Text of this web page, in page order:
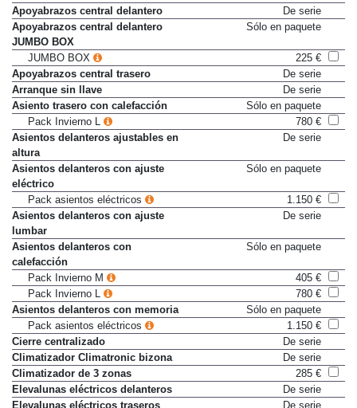
Aire acondicionado
De serie
Apoyabrazos central delantero
De serie
Apoyabrazos central delantero
JUMBO BOX
JUMBO BOX
225 €
Apoyabrazos central trasero
De serie
Arranque sin llave
De serie
Asiento trasero con calefacción
Sólo en paquete
Pack Invierno L
780 €
Asientos delanteros ajustables en
altura
Asientos delanteros con ajuste
eléctrico
Pack asientos eléctricos
1.150 €
Asientos delanteros con ajuste
lumbar
Asientos delanteros con
calefacción
Pack Invierno M
405 €
Pack Invierno L
780 €
Asientos delanteros con memoria
Sólo en paquete
Pack asientos eléctricos
1.150 €
Cierre centralizado
De serie
Climatizador Climatronic bizona
De serie
Climatizador de 3 zonas
285 €
Elevalunas eléctricos delanteros
De serie